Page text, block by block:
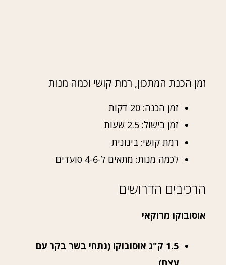
זמן הכנת המתכון, רמת קושי וכמה מנות
זמן הכנה: 20 דקות
זמן בישול: 2.5 שעות
רמת קושי: בינונית
לכמה מנות: מתאים ל-4-6 סועדים
הרכיבים הדרושים
אוסובוקו מרוקאי
1.5 ק"ג אוסובוקו (נתחי בשר בקר עם